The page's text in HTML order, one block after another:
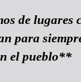
de lugares
para
el pueblo**